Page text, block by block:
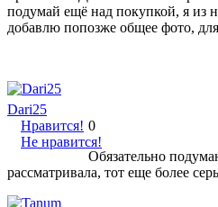
подумай ещё над покупкой, я из
добавлю попозже общее фото,
Dari25
Нравится!
Не нравится!
0
Обязательно
рассматривала, тот еще более